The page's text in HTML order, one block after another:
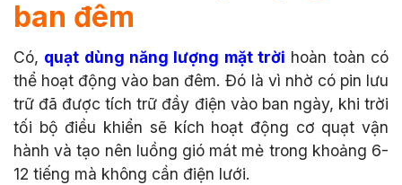
ban đêm
Có, quạt dùng năng lượng mặt trời hoàn toàn có
thể hoạt động vào ban đêm. Đó là vì nhờ có pin lưu
trữ đã được tích trữ đầy điện vào ban ngày, khi trời
tối bộ điều khiển sẽ kích hoạt động cơ quạt vận
hành và tạo nên luồng gió mát mẻ trong khoảng 6-
12 tiếng mà không cần điện lưới.